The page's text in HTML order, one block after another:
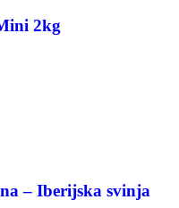
2kg
– Iberijska svinja